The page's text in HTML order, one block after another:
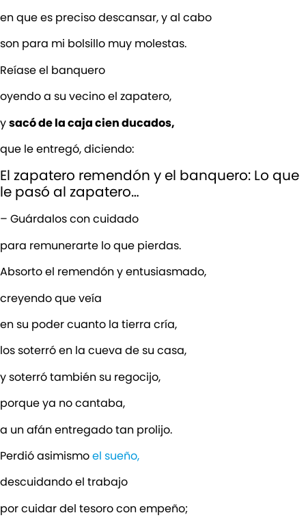
en que es preciso descansar, y al cabo
son para mi bolsillo muy molestas.
Reíase el banquero
oyendo a su vecino el zapatero,
ysacó de la caja cien ducados,
que le entregó, diciendo:
El zapatero remendón y el banquero: Lo que
le pasó al zapatero…
– Guárdalos con cuidado
para remunerarte lo que pierdas.
Absorto el remendón y entusiasmado,
creyendo que veía
en su poder cuanto la tierra cría,
los soterró en la cueva de su casa,
y soterró también su regocijo,
porque ya no cantaba,
a un afán entregado tan prolijo.
Perdió asimismoel sueño,
descuidando el trabajo
por cuidar del tesoro con empeño;